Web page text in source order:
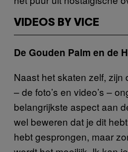
VIDEOS BY VICE
De Gouden Palm en de
Naast het skaten zelf, zijn
– de foto’s en video’s –
belangrijkste aspect aan
wel beweren dat je dit
hebt gesprongen, maar